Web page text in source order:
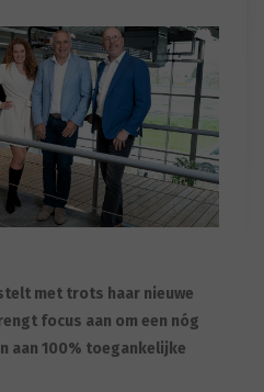
met trots haar nieuwe
focus aan om een nóg
aan 100% toegankelijke